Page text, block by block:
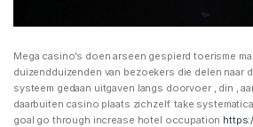
Mega casino’s doen arseen gespierd toerisme
duizendduizenden van bezoekers die delen naar
systeem gedaan uitgaven langs doorvoer , din ,
daarbuiten casino plaats zichzelf. take
goal go through increase hotel occupation